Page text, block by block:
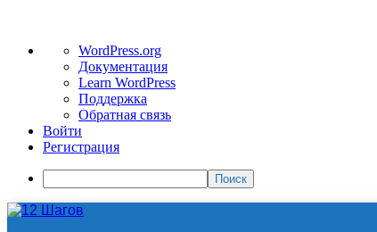
WordPress
WordPress.org
Документация
Learn WordPress
Поддержка
Обратная связь
Войти
Регистрация
Поиск